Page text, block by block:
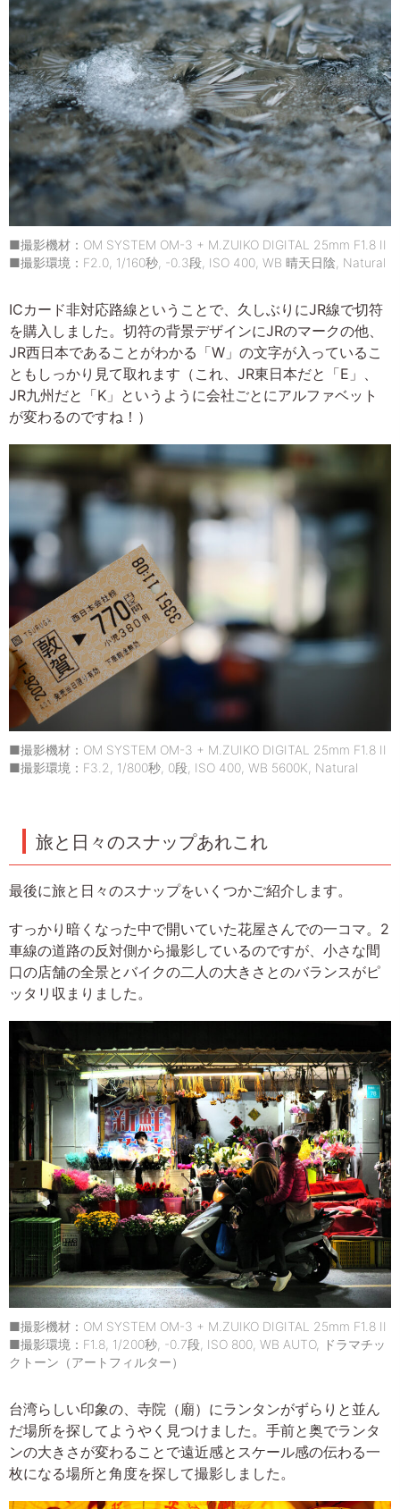
■撮影機材：OM SYSTEM OM-3 + M.ZUIKO DIGITAL 25mm F1.8 II
■撮影環境：F2.0, 1/160秒, -0.3段, ISO 400, WB 晴天日陰, Natural
ICカード非対応路線ということで、久しぶりにJR線で切符
を購入しました。切符の背景デザインにJRのマークの他、
JR西日本であることがわかる「W」の文字が入っているこ
ともしっかり見て取れます（これ、JR東日本だと「E」、
JR九州だと「K」というように会社ごとにアルファベット
が変わるのですね！）
■撮影機材：OM SYSTEM OM-3 + M.ZUIKO DIGITAL 25mm F1.8 II
■撮影環境：F3.2, 1/800秒, 0段, ISO 400, WB 5600K, Natural
旅と日々のスナップあれこれ
最後に旅と日々のスナップをいくつかご紹介します。
すっかり暗くなった中で開いていた花屋さんでの一コマ。2
車線の道路の反対側から撮影しているのですが、小さな間
口の店舗の全景とバイクの二人の大きさとのバランスがピ
ッタリ収まりました。
■撮影機材：OM SYSTEM OM-3 + M.ZUIKO DIGITAL 25mm F1.8 II
■撮影環境：F1.8, 1/200秒, -0.7段, ISO 800, WB AUTO, ドラマチッ
クトーン（アートフィルター）
台湾らしい印象の、寺院（廟）にランタンがずらりと並ん
だ場所を探してようやく見つけました。手前と奥でランタ
ンの大きさが変わることで遠近感とスケール感の伝わる一
枚になる場所と角度を探して撮影しました。